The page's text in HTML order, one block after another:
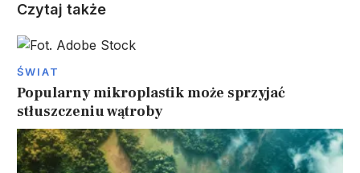
Czytaj także
ŚWIAT
Popularny mikroplastik może sprzyjać
stłuszczeniu wątroby